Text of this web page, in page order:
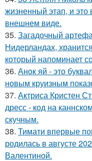
жизненный этап, и это
внешнем виде.
35. Загадочный
Нидерландах,
который напоминает
36. Анок яй - это
новым круизным
37. Актриса Кристен
дресс - код на
скучным.
38. Тимати впервые
родилась в августе
Валентиной.